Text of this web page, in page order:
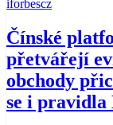
iforbescz
Čínské
přetvářejí
obchody
se i pravidla